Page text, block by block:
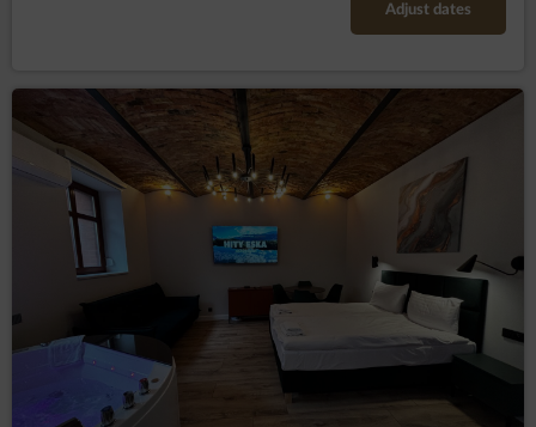
Adjust dates